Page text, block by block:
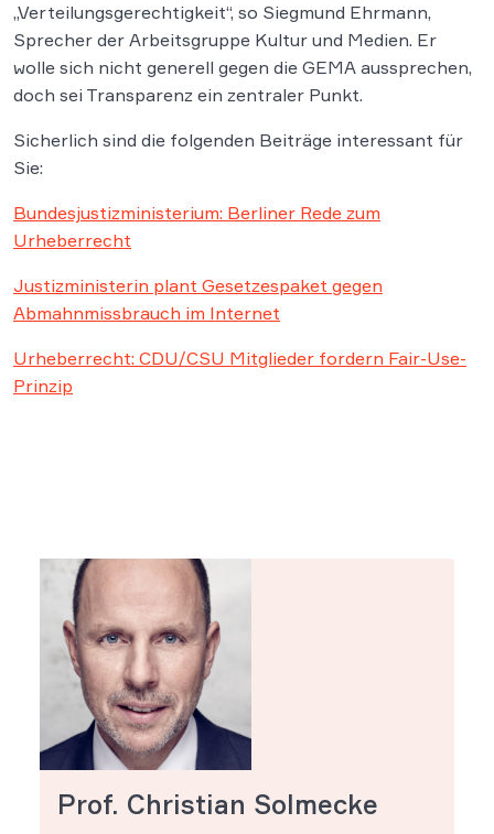
„Verteilungsgerechtigkeit“, so Siegmund Ehrmann,
Sprecher der Arbeitsgruppe Kultur und Medien. Er
wolle sich nicht generell gegen die GEMA aussprechen,
doch sei Transparenz ein zentraler Punkt.
Sicherlich sind die folgenden Beiträge interessant für
Sie:
Bundesjustizministerium: Berliner Rede zum
Urheberrecht
Justizministerin plant Gesetzespaket gegen
Abmahnmissbrauch im Internet
Urheberrecht: CDU/CSU Mitglieder fordern Fair-Use-
Prinzip
Prof. Christian Solmecke